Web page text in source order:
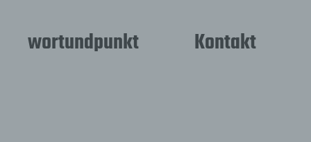
wortundpunkt Kontakt